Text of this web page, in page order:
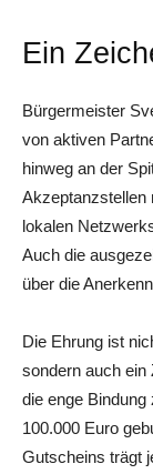
Ein
Bürgermeister
von aktiven
hinweg an der
Akzeptanzstellen
lokalen
Auch die
über die
Die Ehrung ist
sondern auch ein
die enge
100.000 Euro
Gutscheins trägt